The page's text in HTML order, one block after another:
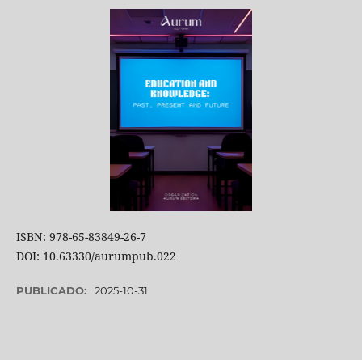
ISBN: 978-65-83849-26-7
DOI: 10.63330/aurumpub.022
PUBLICADO: 2025-10-31